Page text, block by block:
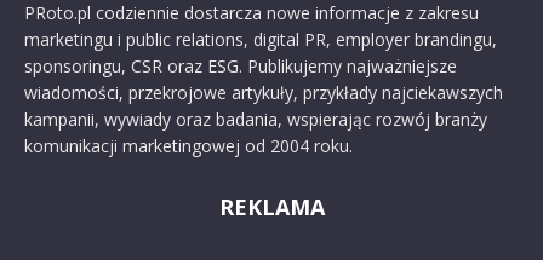
PRoto.pl codziennie dostarcza nowe informacje z zakresu
marketingu i public relations, digital PR, employer brandingu,
sponsoringu, CSR oraz ESG. Publikujemy najważniejsze
wiadomości, przekrojowe artykuły, przykłady najciekawszych
kampanii, wywiady oraz badania, wspierając rozwój branży
komunikacji marketingowej od 2004 roku.
REKLAMA